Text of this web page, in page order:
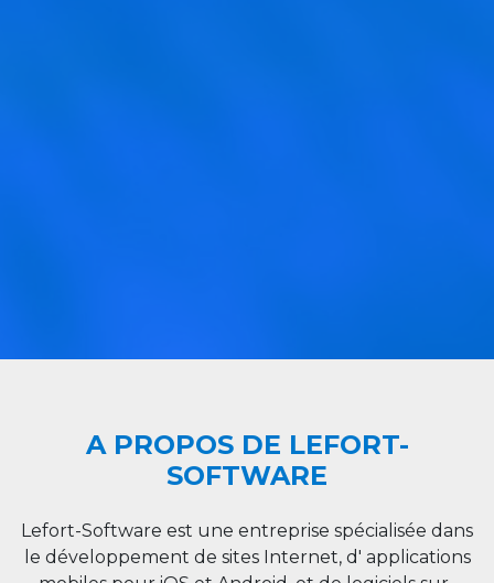
A PROPOS DE LEFORT-
SOFTWARE
Lefort-Software est une entreprise spécialisée dans
le développement de sites Internet, d' applications